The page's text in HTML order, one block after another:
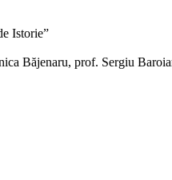
Istorie”
Băjenaru, prof. Sergiu